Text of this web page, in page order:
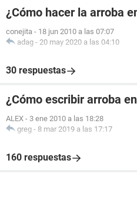
¿Cómo hacer la arroba
conejita - 18 jun 2010 a las 07:07
adag - 20 may 2020 a las 04:10
30 respuestas
¿Cómo escribir arroba
ALEX - 3 ene 2010 a las 18:28
greg - 8 mar 2019 a las 17:17
160 respuestas